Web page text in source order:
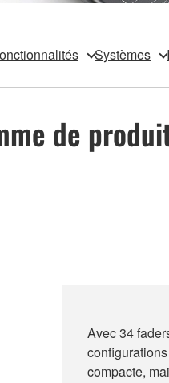
Systèmes
de
Avec 34
compacte,